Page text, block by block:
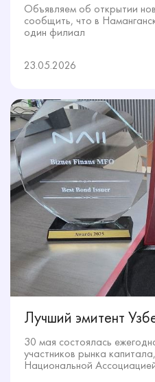
Объявляем об открытии
сообщить, что в
один филиал
23.05.2026
Лучший эмитент
30 мая состоялась
участников рынка
Национальной